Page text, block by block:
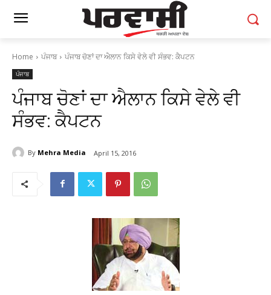
Home ਪੰਜਾਬ ਪੰਜਾਬ ਚੋਣਾਂ ਦਾ ਐਲਾਨ ਕਿਸੇ ਵੇਲੇ ਵੀ ਸੰਭਵ: ਕੈਪਟਨ
ਪੰਜਾਬ
ਪੰਜਾਬ ਚੋਣਾਂ ਦਾ ਐਲਾਨ ਕਿਸੇ ਵੇਲੇ ਵੀ
ਸੰਭਵ: ਕੈਪਟਨ
By Mehra Media April 15, 2016